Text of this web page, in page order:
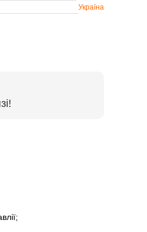
Україна